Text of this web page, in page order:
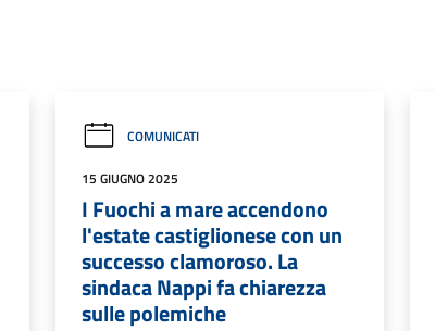
COMUNICATI
15 GIUGNO 2025
I Fuochi a mare accendono
l'estate castiglionese con un
successo clamoroso. La
sindaca Nappi fa chiarezza
sulle polemiche